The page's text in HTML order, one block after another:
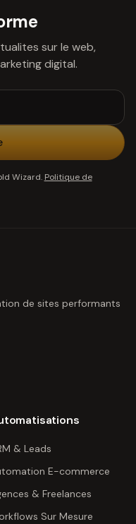
sur le web,
digital.
Wizard. Politique de
de sites performants
& Leads
E-commerce
& Freelances
Sur Mesure